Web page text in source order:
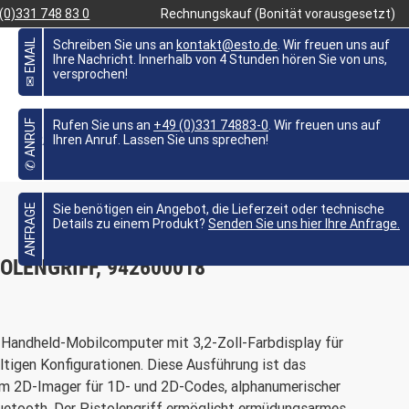
748 83 0 Rechnungskauf (Bonität vorausgesetzt)
FAVORITEN
BRANCHEN WISSEN
942600018
Mobilcomputer mit 3,2-Zoll-Farbdisplay für
Konfigurationen. Diese Ausführung ist das
Imager für 1D- und 2D-Codes, alphanumerischer
✉ EMAIL Schreiben Sie uns an kontakt@esto.de . Wir freuen uns auf
Ihre Nachricht. Innerhalb von 4 Stunden hören Sie von uns,
versprochen!
✆ ANRUF Rufen Sie uns an +49 (0)331 74883-0 . Wir freuen uns auf
Ihren Anruf. Lassen Sie uns sprechen!
ANFRAGE
Sie benötigen ein Angebot, die Lieferzeit oder technische
Details zu einem Produkt? Senden Sie uns hier Ihre Anfrage.